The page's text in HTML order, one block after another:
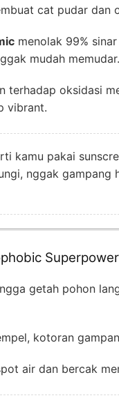
cat pudar dan
menolak 99%
mudah memudar.
terhadap oksidasi
vibrant.
kamu pakai
nggak gampang
Superpower
getah pohon
kotoran
air dan bercak